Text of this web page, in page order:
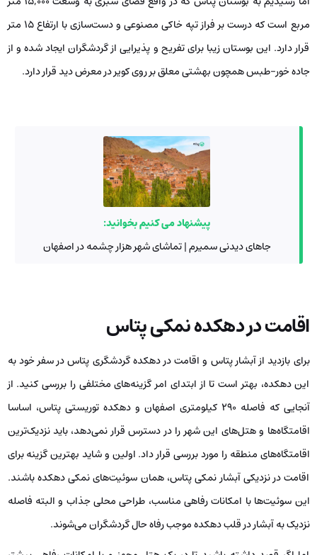
مربع است که درست بر فراز تپه خاکی مصنوعی و دست‌سازی با ارتفاع 15 متر
قرار دارد. این بوستان زیبا برای تفریح و پذیرایی از گردشگران ایجاد شده و از
جاده خور-طبس همچون بهشتی معلق بر روی کویر در معرض دید قرار دارد.
پیشنهاد می کنیم بخوانید:
جاهای دیدنی سمیرم | تماشای شهر هزار چشمه در اصفهان
اقامت در دهکده نمکی پتاس
برای بازدید از آبشار پتاس و اقامت در دهکده گردشگری پتاس در سفر خود به
این دهکده، بهتر است تا از ابتدای امر گزینه‌های مختلفی را بررسی کنید. از
آنجایی که فاصله 290 کیلومتری اصفهان و دهکده توریستی پتاس، اساسا
اقامتگاه‌ها و هتل‌های این شهر را در دسترس قرار نمی‌دهد، باید نزدیک‌ترین
اقامتگاه‌های منطقه را مورد بررسی قرار داد. اولین و شاید بهترین گزینه برای
اقامت در نزدیکی آبشار نمکی پتاس، همان سوئیت‌های نمکی دهکده باشند.
این سوئیت‌ها با امکانات رفاهی مناسب، طراحی محلی جذاب و البته فاصله
نزدیک به آبشار در قلب دهکده موجب رفاه حال گردشگران می‌شوند.